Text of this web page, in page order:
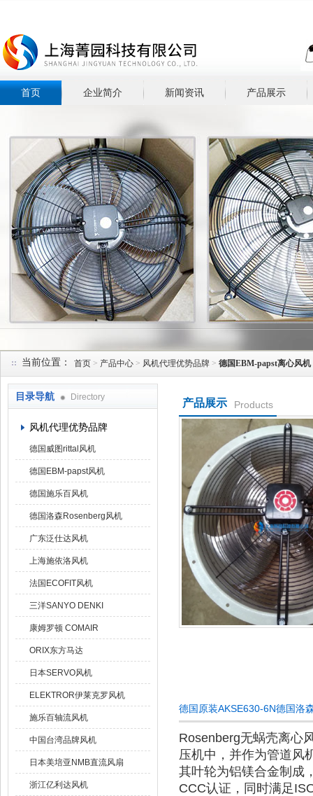
首页 企业简介 新闻资讯 产品展示
当前位置： 首页 > 产品中心 > 风机代理优势品牌 > 德国EBM-papst离心风机
目录导航 Directory
风机代理优势品牌
德国威图rittal风机
德国EBM-papst风机
德国施乐百风机
德国洛森Rosenberg风机
广东泛仕达风机
上海施依洛风机
法国ECOFIT风机
三洋SANYO DENKI
康姆罗顿 COMAIR
ORIX东方马达
日本SERVO风机
ELEKTROR伊莱克罗风机
施乐百轴流风机
中国台湾品牌风机
日本美培亚NMB直流风扇
浙江亿利达风机
产品展示 Products
德国原装AKSE630-6N德国洛
Rosenberg无蜗壳离心
压机中，并作为管道风
其叶轮为铝镁合金制成
CCC认证，同时满足